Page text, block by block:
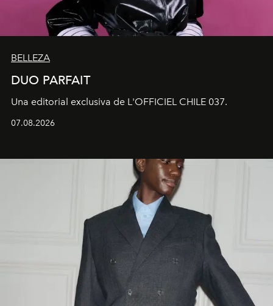
BELLEZA
DUO PARFAIT
Una editorial exclusiva de L'OFFICIEL CHILE 037.
07.08.2026